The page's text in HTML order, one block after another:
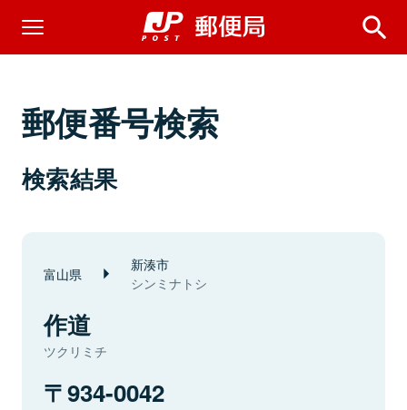
郵便番号検索
検索結果
富山県 新湊市
シンミナトシ
作道
ツクリミチ
934-0042